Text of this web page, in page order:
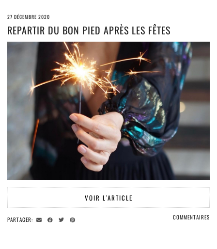
27 DÉCEMBRE 2020
REPARTIR DU BON PIED APRÈS LES FÊTES
VOIR L’ARTICLE
PARTAGER: COMMENTAIRES